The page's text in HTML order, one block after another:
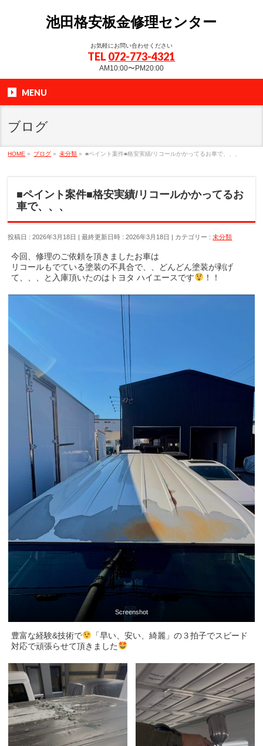
池田格安板金修理センター
お気軽にお問い合わせください
TEL 072-773-4321
AM10:00〜PM20:00
MENU
ブログ
HOME » ブログ » 未分類 » ■ペイント案件■格安実績/リコールかかってるお車で、、、
■ペイント案件■格安実績/リコールかかってるお
車で、、、
投稿日 : 2026年3月18日 最終更新日時 : 2026年3月18日 カテゴリー :未分類
今回、修理のご依頼を頂きましたお車は
リコールもでている塗装の不具合で、、どんどん塗装が剥げ
て、、、と入庫頂いたのはトヨタ ハイエースです
！！
Screenshot
豊富な経験&技術で
「早い、安い、綺麗」の３拍子でスピード
対応で頑張らせて頂きました